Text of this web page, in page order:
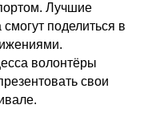
Лучшие
поделиться в
волонтёры
свои